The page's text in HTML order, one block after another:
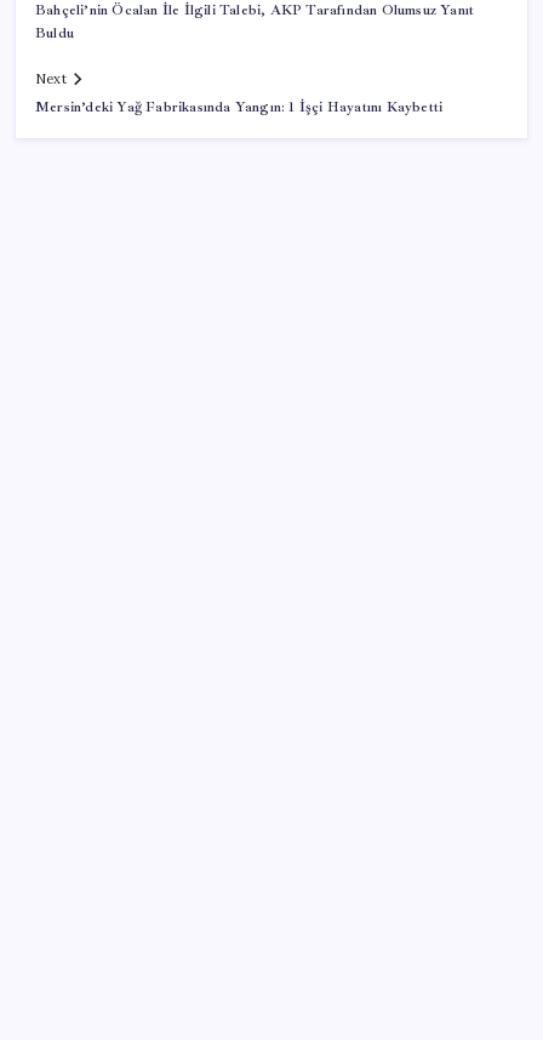
Bahçeli’nin Öcalan İle İlgili Talebi, AKP Tarafından Olumsuz Yanıt
Buldu
Next
Mersin’deki Yağ Fabrikasında Yangın: 1 İşçi Hayatını Kaybetti